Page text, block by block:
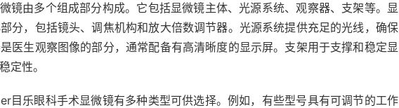
镜由多个组成部分构成。它包括显微镜主体、光源系统、观察器、支架等。显
分，包括镜头、调焦机构和放大倍数调节器。光源系统提供充足的光线，确保
医生观察图像的部分，通常配备有高清晰度的显示屏。支架用于支撑和稳定显
定性。
目乐眼科手术显微镜有多种类型可供选择。例如，有些型号具有可调节的工作